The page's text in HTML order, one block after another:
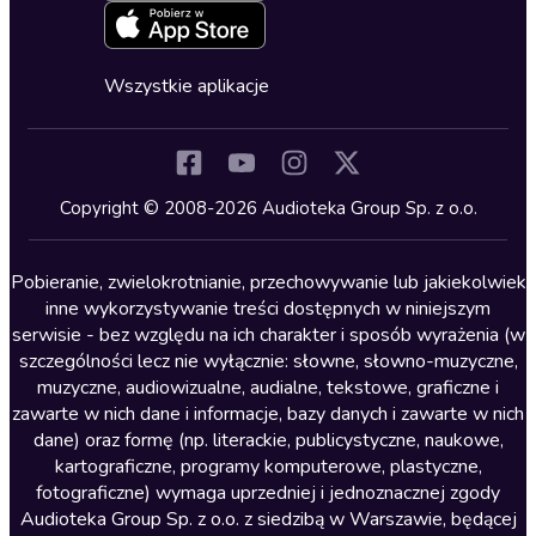
Kryminały
Lektury szkolne
Literatura anglojęzyczna
Literatura faktu
Literatura obyczajowa
Literatura piękna obca
Literatura piękna polska
Nagrania relaksacyjne
Nauka języków
Zapowiedzi
Cykle audiobooków
Wszystkie aplikacje
Copyright © 2008-2026 Audioteka Group Sp. z o.o.
Pobieranie, zwielokrotnianie, przechowywanie lub jakiekolwiek
inne wykorzystywanie treści dostępnych w niniejszym
serwisie - bez względu na ich charakter i sposób wyrażenia (w
szczególności lecz nie wyłącznie: słowne, słowno-muzyczne,
muzyczne, audiowizualne, audialne, tekstowe, graficzne i
zawarte w nich dane i informacje, bazy danych i zawarte w nich
dane) oraz formę (np. literackie, publicystyczne, naukowe,
kartograficzne, programy komputerowe, plastyczne,
fotograficzne) wymaga uprzedniej i jednoznacznej zgody
Audioteka Group Sp. z o.o. z siedzibą w Warszawie, będącej